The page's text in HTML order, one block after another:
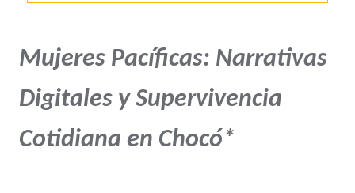
Mujeres Pacíficas: Narrativas
Digitales y Supervivencia
Cotidiana en Chocó*